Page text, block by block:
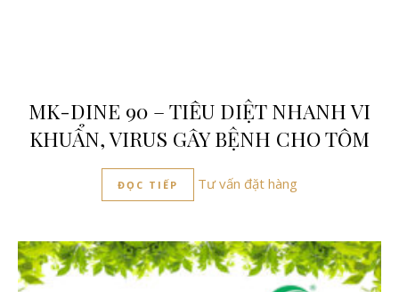
MK-DINE 90 – TIÊU DIỆT NHANH VI
KHUẨN, VIRUS GÂY BỆNH CHO TÔM
ĐỌC TIẾP Tư vấn đặt hàng